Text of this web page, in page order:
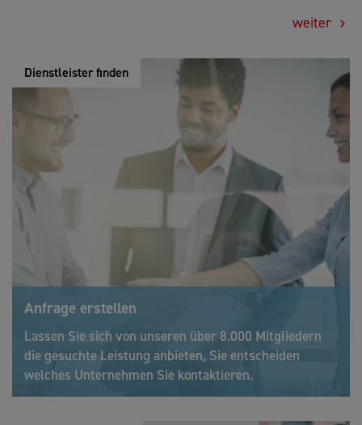
weiter
Dienstleister finden
Anfrage erstellen
Lassen Sie sich von unseren über 8.000 Mitgliedern
die gesuchte Leistung anbieten, Sie entscheiden
welches Unternehmen Sie kontaktieren.